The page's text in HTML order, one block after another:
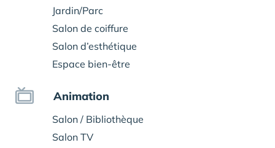
Jardin/Parc
Salon de coiffure
Salon d’esthétique
Espace bien-être
Animation
Salon / Bibliothèque
Salon TV